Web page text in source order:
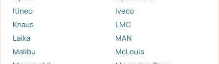
Itineo
Iveco
Knaus
LMC
Laika
MAN
Malibu
McLouis